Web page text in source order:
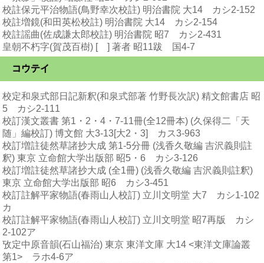
校註保元平治物語(鳥野幸次校註) 明治書院 大14 カシ2-152
校註増鏡(和田英松校註) 明治書院 大14 カシ2-154
校註謡曲(佐成謙太郎校註) 明治書院 昭7 カシ2-431
皇朝不朽字(賀茂百樹) [ ] 著者 昭11跋 国4-7
コウテイ
校定和泉式部日記新釈(和泉式部著 竹野長次訳) 精文館書店 昭
5 カシ2-111
校訂漢文叢書 第1・2・4・7-11冊(全12冊本) (久保得二「天
随」編校訂) 博文館 大3-13[大2・3] カス3-963
校訂増註徒然草諸抄大成 第1-5分冊 (浅香久敬編 吉沢義則註
釈) 東京 立命館大学出版部 昭5・6 カシ3-126
校訂増註徒然草諸抄大成 (全1冊) (浅香久敬編 吉沢義則註釈)
東京 立命館大学出版部 昭6 カシ3-451
校訂註解平家物語(春雨山人校訂) 立川文明堂 大7 カシ1-102
カ
校訂註解平家物語(春雨山人校訂) 立川文明堂 昭7再版 カシ
2-102ア
攷定中原音韻(石山福治) 東京 東洋文庫 大14 <東洋文庫論叢
第1> ラホ4-6ア